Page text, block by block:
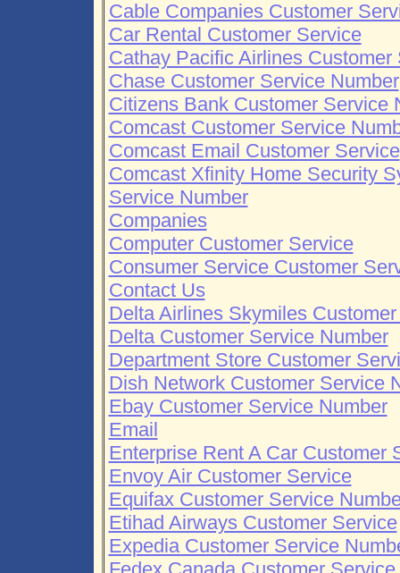
Cable Companies Customer
Car Rental Customer Service
Cathay Pacific Airlines Customer
Chase Customer Service Number
Citizens Bank Customer Service
Comcast Customer Service
Comcast Email Customer Service
Comcast Xfinity Home Security
Service Number
Companies
Computer Customer Service
Consumer Service Customer
Contact Us
Delta Airlines Skymiles
Delta Customer Service Number
Department Store Customer
Dish Network Customer Service
Ebay Customer Service Number
Email
Enterprise Rent A Car Customer
Envoy Air Customer Service
Equifax Customer Service
Etihad Airways Customer Service
Expedia Customer Service